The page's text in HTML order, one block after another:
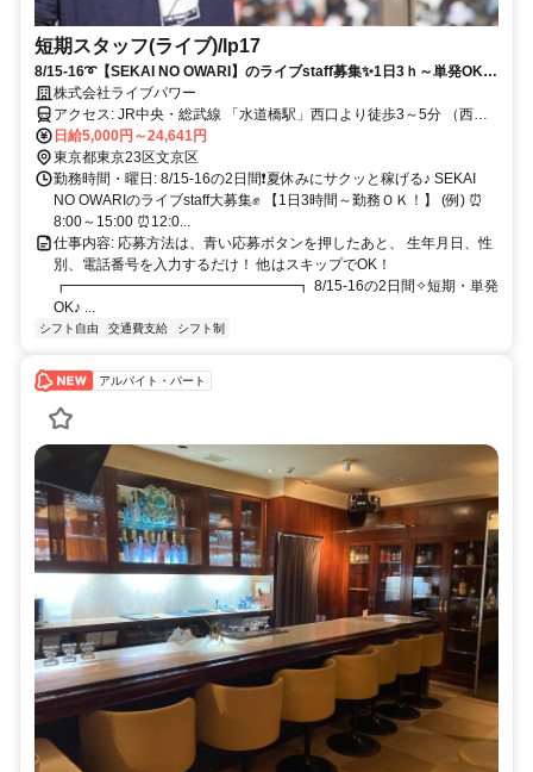
短期スタッフ(ライブ)/lp17
8/15-16➰【SEKAI NO OWARI】のライブstaff募集✨1日3ｈ～単発OK✨
大学生活躍中！
株式会社ライブパワー
アクセス: JR中央・総武線 「水道橋駅」西口より徒歩3～5分 （西口
から後楽園ブリッジ経由） 都営三田線「水道橋駅」A2出口より徒歩3
～5分 丸ノ内線・南北線 「後楽園駅」2番出口より徒歩1分 都営大江
戸線「春日駅」6番出口より徒歩3～5分
日給5,000円～24,641円
東京都東京23区文京区
勤務時間・曜日: 8/15-16の2日間❗夏休みにサクッと稼げる♪ SEKAI
NO OWARIのライブstaff大募集✊️ 【1日3時間～勤務ＯＫ！】 (例) ⏰
8:00～15:00 ⏰12:0...
仕事内容: 応募方法は、青い応募ボタンを押したあと、 生年月日、性
別、電話番号を入力するだけ！ 他はスキップでOK！
┏━━━━━━━━━━━━━━━━┓ 8/15-16の2日間✧短期・単発
OK♪ ...
シフト自由 交通費支給 シフト制
アルバイト・パート